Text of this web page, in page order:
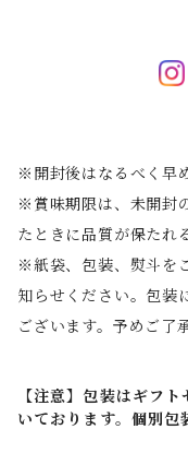
※開封後はなるべく早
※賞味期限は、未開封
たときに品質が保たれ
※紙袋、包装、熨斗を
知らせください。包装
ございます。予めご了
【注意】包装はギフ
いております。個別包